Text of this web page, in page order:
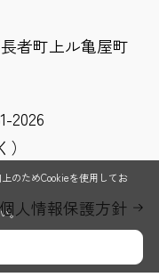
者町上ル亀屋町
2026
個人情報保護方針
All Rights Reserved.
のためCookieを使用してお
。